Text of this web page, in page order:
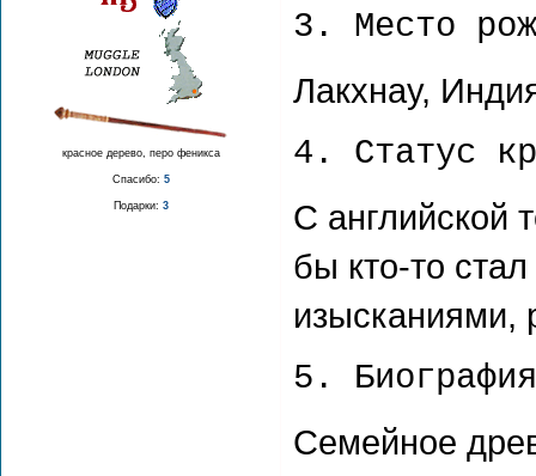
красное дерево, перо феникса
Спасибо: 5
Подарки: 3
3. Место
Лакхнау,
4. Статус
С английской
бы кто-то
изысканиями,
5.
Семейное